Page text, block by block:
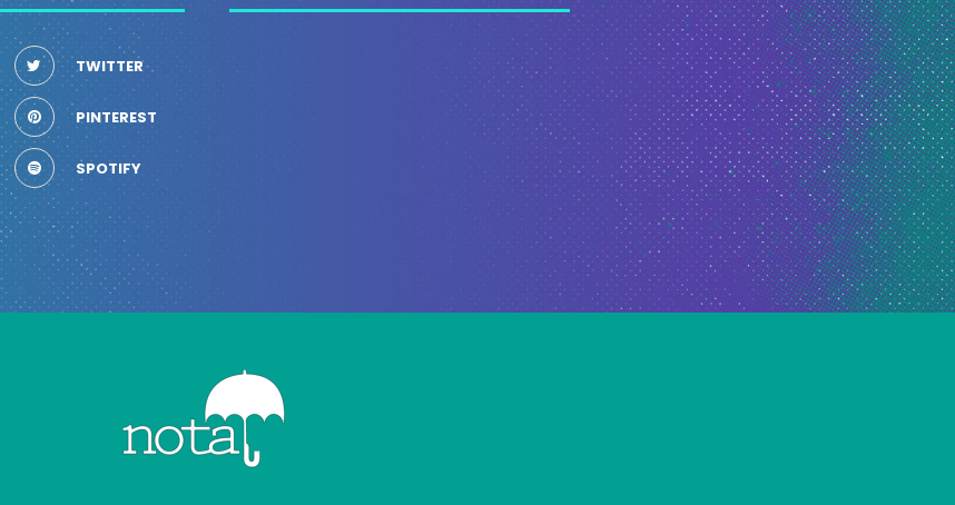
TWITTER
PINTEREST
SPOTIFY